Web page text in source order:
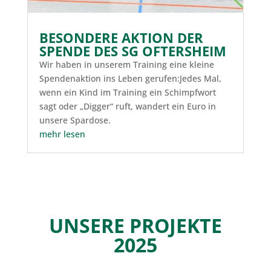
BESONDERE AKTION DER
SPENDE DES SG OFTERSHEIM
Wir haben in unserem Training eine kleine
Spendenaktion ins Leben gerufen:Jedes Mal,
wenn ein Kind im Training ein Schimpfwort
sagt oder „Digger“ ruft, wandert ein Euro in
unsere Spardose.
mehr lesen
UNSERE PROJEKTE
2025